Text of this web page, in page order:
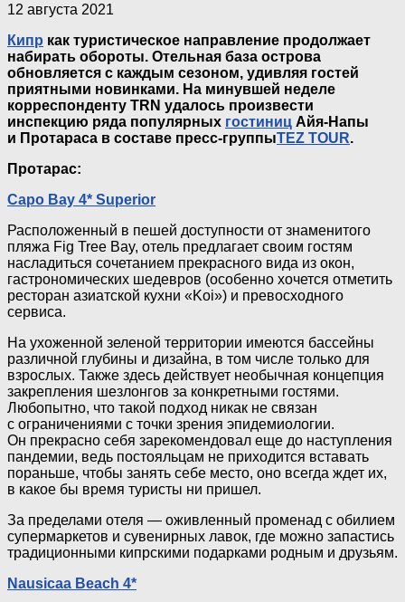
12 августа 2021
Кипр как туристическое направление продолжает
набирать обороты. Отельная база острова
обновляется с каждым сезоном, удивляя гостей
приятными новинками. На минувшей неделе
корреспонденту TRN удалось произвести
инспекцию ряда популярных гостиниц Айя-Напы
и Протараса в составе пресс-группыTEZ TOUR.
Протарас:
Capo Bay 4* Superior
Расположенный в пешей доступности от знаменитого
пляжа Fig Tree Bay, отель предлагает своим гостям
насладиться сочетанием прекрасного вида из окон,
гастрономических шедевров (особенно хочется отметить
ресторан азиатской кухни «Koi») и превосходного
сервиса.
На ухоженной зеленой территории имеются бассейны
различной глубины и дизайна, в том числе только для
взрослых. Также здесь действует необычная концепция
закрепления шезлонгов за конкретными гостями.
Любопытно, что такой подход никак не связан
с ограничениями с точки зрения эпидемиологии.
Он прекрасно себя зарекомендовал еще до наступления
пандемии, ведь постояльцам не приходится вставать
пораньше, чтобы занять себе место, оно всегда ждет их,
в какое бы время туристы ни пришел.
За пределами отеля — оживленный променад с обилием
супермаркетов и сувенирных лавок, где можно запастись
традиционными кипрскими подарками родным и друзьям.
Nausicaa Beach 4*